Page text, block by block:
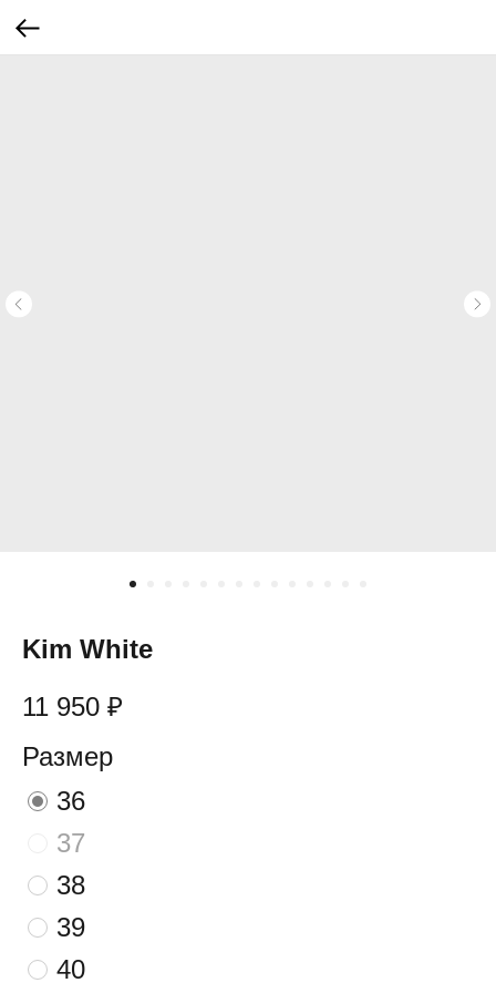
Kim White
11 950 ₽
Размер
36
37
38
39
40